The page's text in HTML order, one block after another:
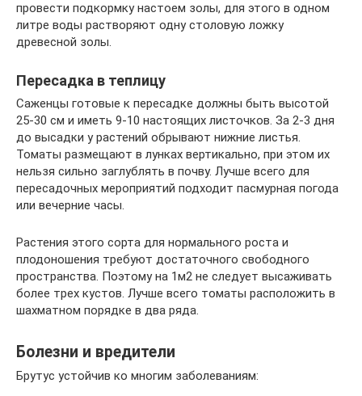
провести подкормку настоем золы, для этого в одном
литре воды растворяют одну столовую ложку
древесной золы.
Пересадка в теплицу
Саженцы готовые к пересадке должны быть высотой
25-30 см и иметь 9-10 настоящих листочков. За 2-3 дня
до высадки у растений обрывают нижние листья.
Томаты размещают в лунках вертикально, при этом их
нельзя сильно заглублять в почву. Лучше всего для
пересадочных мероприятий подходит пасмурная погода
или вечерние часы.
Растения этого сорта для нормального роста и
плодоношения требуют достаточного свободного
пространства. Поэтому на 1м2 не следует высаживать
более трех кустов. Лучше всего томаты расположить в
шахматном порядке в два ряда.
Болезни и вредители
Брутус устойчив ко многим заболеваниям: